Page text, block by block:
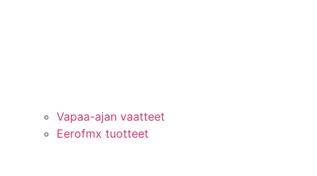
Vapaa-ajan vaatteet
Eerofmx tuotteet